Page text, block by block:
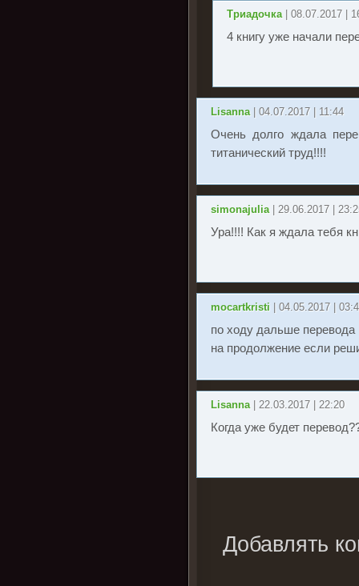
Триадочка | 08.07.2017 |
4 книгу уже начали
Lisanna | 04.07.2017 | 11:44
Очень долго ждала
титанический труд!!!!
simonajulia | 29.06.2017 |
Ура!!!! Как я ждала тебя
mocartkristi | 04.05.2017 |
по ходу дальше
на продолжение если
Lisanna | 22.03.2017 | 22:20
Когда уже будет
Добавлять